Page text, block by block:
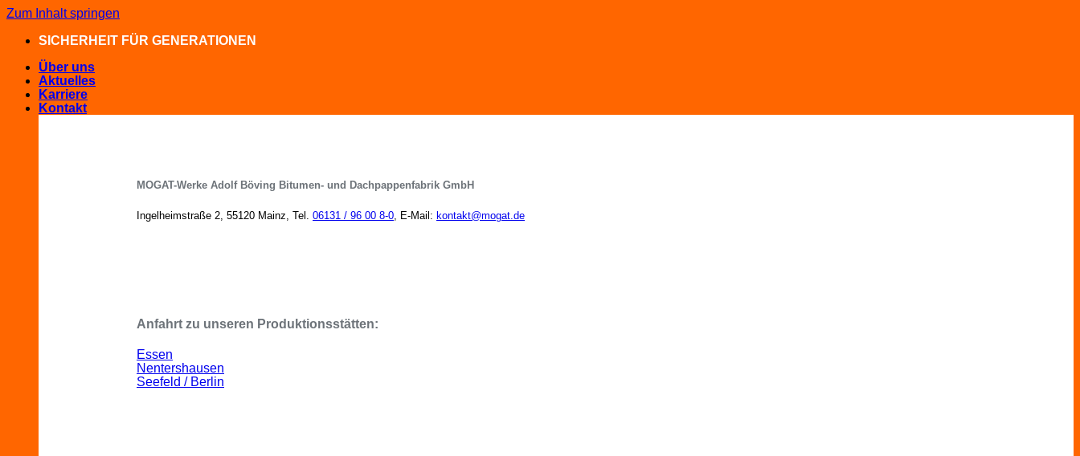
Zum Inhalt springen
SICHERHEIT FÜR GENERATIONEN
Über uns
Aktuelles
Karriere
Kontakt
MOGAT-Werke Adolf Böving Bitumen- und Dachpappenfabrik GmbH
Ingelheimstraße 2, 55120 Mainz, Tel. 06131 / 96 00 8-0, E-Mail: kontakt@mogat.de
Anfahrt zu unseren Produktionsstätten:
Essen
Nentershausen
Seefeld / Berlin